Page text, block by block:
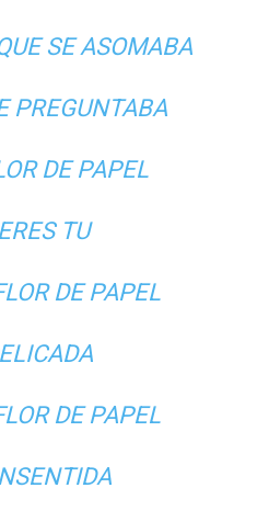
SE ASOMABA
PREGUNTABA
DE PAPEL
TU
DE PAPEL
DE PAPEL